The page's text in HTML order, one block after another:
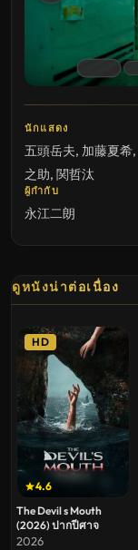
นักแสดง
五頭岳夫, 加藤夏希,
之助, 関哲汰
ผู้กำกับ
永江二朗
ดูหนังน่าต่อเนื่อง
4.6
HD
The Devil s Mouth
(2026) ปากปีศาจ
2026